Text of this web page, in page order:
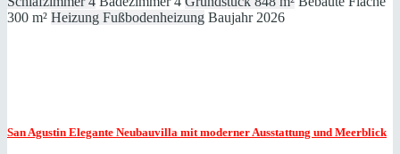
300 m² Heizung Fußbodenheizung Baujahr 2026
San Agustin Elegante Neubauvilla mit moderner Ausstattung und Meerblick